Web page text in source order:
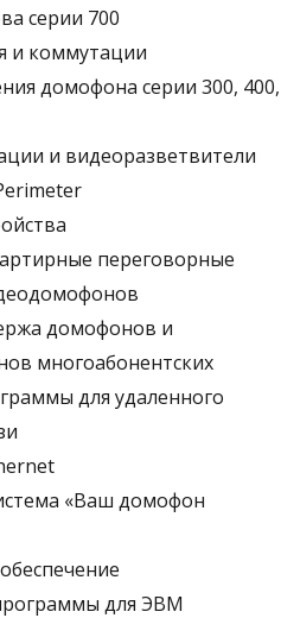
серии 700
и коммутации
домофона серии 300, 400,
и видеоразветвители
переговорные
домофонов и
многоабонентских
для удаленного
«Ваш домофон
для ЭВМ